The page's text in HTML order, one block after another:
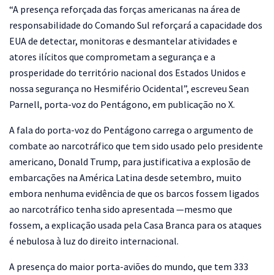
“A presença reforçada das forças americanas na área de
responsabilidade do Comando Sul reforçará a capacidade dos
EUA de detectar, monitoras e desmantelar atividades e
atores ilícitos que comprometam a segurança e a
prosperidade do território nacional dos Estados Unidos e
nossa segurança no Hesmifério Ocidental”, escreveu Sean
Parnell, porta-voz do Pentágono, em publicação no X.
A fala do porta-voz do Pentágono carrega o argumento de
combate ao narcotráfico que tem sido usado pelo presidente
americano, Donald Trump, para justificativa a explosão de
embarcações na América Latina desde setembro, muito
embora nenhuma evidência de que os barcos fossem ligados
ao narcotráfico tenha sido apresentada —mesmo que
fossem, a explicação usada pela Casa Branca para os ataques
é nebulosa à luz do direito internacional.
A presença do maior porta-aviões do mundo, que tem 333